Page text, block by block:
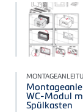
WC-Modul
Spülkasten